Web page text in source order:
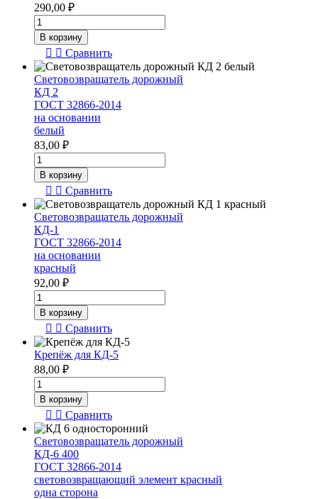
290,00 ₽
Количество
товара
Световозвращатель
дорожный
КД5
ГОСТ
32866-
2014
двухсторонний
металл
1.5
мм
В корзину
Сравнить
Световозвращатель дорожный
КД 2
ГОСТ 32866-2014
на основании
белый
83,00 ₽
Количество
товара
Световозвращатель
дорожный
КД
2
ГОСТ
32866-
2014
на
основании
белый
В корзину
Сравнить
Световозвращатель дорожный
КД-1
ГОСТ 32866-2014
на основании
красный
92,00 ₽
Количество
товара
Световозвращатель
дорожный
КД-1
ГОСТ
32866-
2014
на
основании
красный
В корзину
Сравнить
Крепёж для КД-5
88,00 ₽
Количество
товара
Крепёж
для
КД-5
В корзину
Сравнить
Световозвращатель дорожный
КД-6 400
ГОСТ 32866-2014
световозвращающий элемент красный
одна сторона